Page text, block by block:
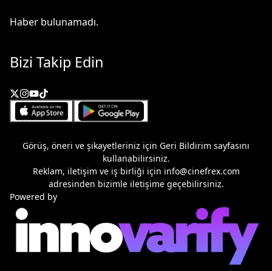
Haber bulunamadı.
Bizi Takip Edin
Görüş, öneri ve şikayetleriniz için Geri Bildirim sayfasını
kullanabilirsiniz.
Reklam, iletişim ve iş birliği için info@cinefrex.com
adresinden bizimle iletişime geçebilirsiniz.
Powered by